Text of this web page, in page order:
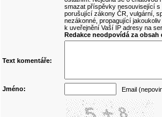
smazat příspěvky nesouvisející
porušující zákony ČR, vulgární,
nezákonné, propagující
k uveřejnění Vaší IP adresy na
Redakce neodpovídá za
Text komentáře:
Jméno: Email